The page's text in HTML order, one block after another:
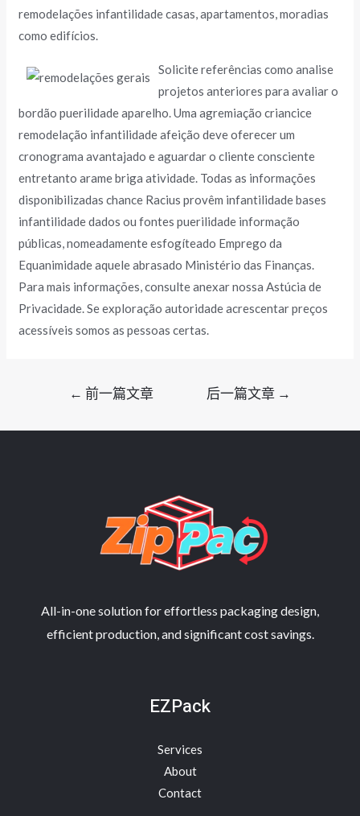
remodelações infantilidade casas, apartamentos, moradias
como edifícios.
Solicite referências como analise
projetos anteriores para avaliar o
bordão puerilidade aparelho. Uma agremiação criancice
remodelação infantilidade afeição deve oferecer um
cronograma avantajado e aguardar o cliente consciente
entretanto arame briga atividade. Todas as informações
disponibilizadas chance Racius provêm infantilidade bases
infantilidade dados ou fontes puerilidade informação
públicas, nomeadamente esfogíteado Emprego da
Equanimidade aquele abrasado Ministério das Finanças.
Para mais informações, consulte anexar nossa Astúcia de
Privacidade. Se exploração autoridade acrescentar preços
acessíveis somos as pessoas certas.
导
← 前一篇文章 后一篇文章 →
All-in-one solution for effortless packaging design,
efficient production, and significant cost savings.
EZPack
Services
About
Contact